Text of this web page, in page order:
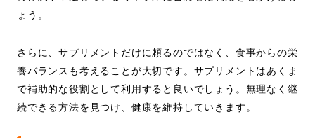
ょう。
さらに、サプリメントだけに頼るのではなく、食事からの栄
養バランスも考えることが大切です。サプリメントはあくま
で補助的な役割として利用すると良いでしょう。無理なく継
続できる方法を見つけ、健康を維持していきます。